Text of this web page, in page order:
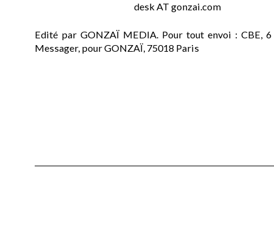
desk AT gonzai.com
Edité par GONZAÏ MEDIA. Pour tout envoi : CBE,
Messager, pour GONZAÏ, 75018 Paris